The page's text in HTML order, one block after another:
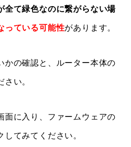
全て緑色なのに繋がらない場
っている可能性があります。
かの確認と、ルーター本体の
い。
面に入り、ファームウェアの
てみてください。